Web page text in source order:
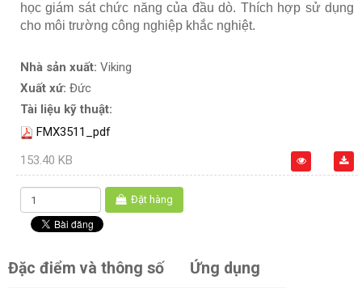
học giám sát chức năng của đầu dò. Thích hợp sử dụng
cho môi trường công nghiệp khắc nghiệt.
Nhà sản xuất: Viking
Xuất xứ: Đức
Tài liệu kỹ thuật:
FMX3511_pdf
153.40 KB
Đặt hàng
Đặc điểm và thông số Ứng dụng